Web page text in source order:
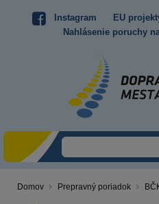
Instagram EU
Nahlásenie poruchy
Domov Prepravný poriadok